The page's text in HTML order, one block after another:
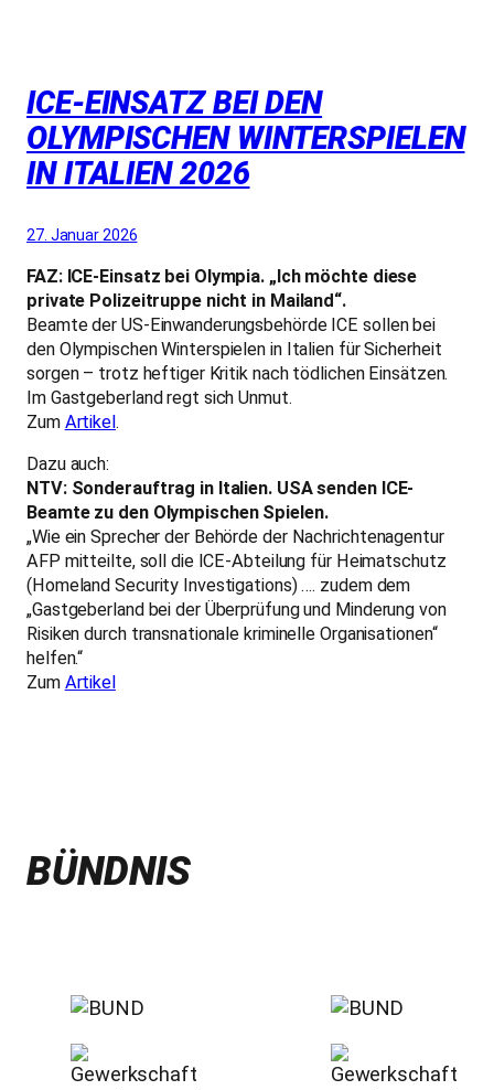
ICE-EINSATZ BEI DEN
OLYMPISCHEN WINTERSPIELEN
IN ITALIEN 2026
27. Januar 2026
FAZ: ICE-Einsatz bei Olympia. „Ich möchte diese
private Polizeitruppe nicht in Mailand“.
Beamte der US-Einwanderungsbehörde ICE sollen bei
den Olympischen Winterspielen in Italien für Sicherheit
sorgen – trotz heftiger Kritik nach tödlichen Einsätzen.
Im Gastgeberland regt sich Unmut.
Zum Artikel.
Dazu auch:
NTV: Sonderauftrag in Italien. USA senden ICE-
Beamte zu den Olympischen Spielen.
„Wie ein Sprecher der Behörde der Nachrichtenagentur
AFP mitteilte, soll die ICE-Abteilung für Heimatschutz
(Homeland Security Investigations) …. zudem dem
„Gastgeberland bei der Überprüfung und Minderung von
Risiken durch transnationale kriminelle Organisationen“
helfen.“
Zum Artikel
BÜNDNIS